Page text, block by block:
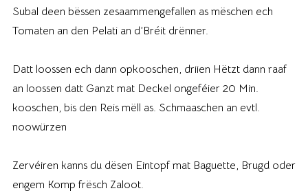
Subal deen bëssen zesaammengefallen as mëschen ech
Tomaten an den Pelati an d’Bréit drënner.
Datt loossen ech dann opkooschen, driien Hëtzt dann raaf
an loossen datt Ganzt mat Deckel ongeféier 20 Min.
kooschen, bis den Reis mëll as. Schmaaschen an evtl.
noowürzen
Zervéiren kanns du dësen Eintopf mat Baguette, Brugd oder
engem Komp frësch Zaloot.